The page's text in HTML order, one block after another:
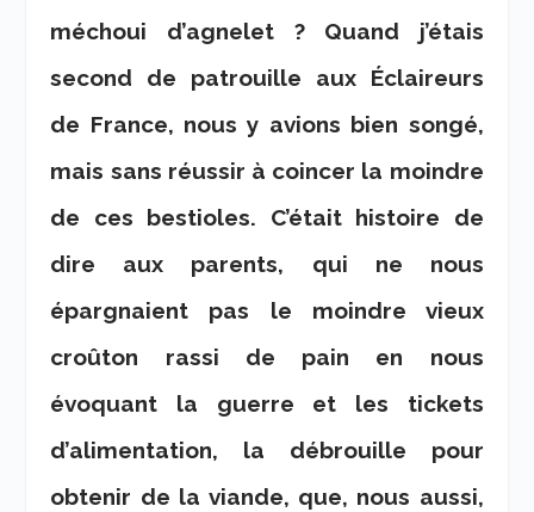
méchoui d’agnelet ? Quand j’étais
second de patrouille aux Éclaireurs
de France, nous y avions bien songé,
mais sans réussir à coincer la moindre
de ces bestioles. C’était histoire de
dire aux parents, qui ne nous
épargnaient pas le moindre vieux
croûton rassi de pain en nous
évoquant la guerre et les tickets
d’alimentation, la débrouille pour
obtenir de la viande, que, nous aussi,